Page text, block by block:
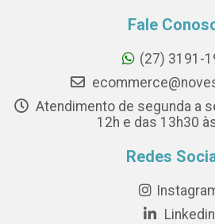
Fale
(27) 3191-
Atendimento de segunda a
12h e das 13h30
Redes
Linkedin